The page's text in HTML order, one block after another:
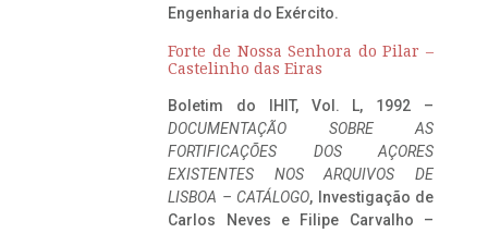
Engenharia do Exército.
Forte de Nossa Senhora do Pilar –
Castelinho das Eiras
Boletim do IHIT, Vol. L, 1992 –
DOCUMENTAÇÃO SOBRE AS
FORTIFICAÇÕES DOS AÇORES
EXISTENTES NOS ARQUIVOS DE
LISBOA – CATÁLOGO, Investigação de
Carlos Neves e Filipe Carvalho –